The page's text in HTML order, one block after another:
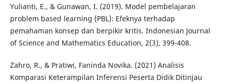
Yulianti, E., & Gunawan, I. (2019). Model pembelajaran
problem based learning (PBL): Efeknya terhadap
pemahaman konsep dan berpikir kritis. Indonesian Journal
of Science and Mathematics Education, 2(3), 399-408.
Zahro, R., & Pratiwi, Faninda Novika. (2021) Analisis
Komparasi Keterampilan Inferensi Peserta Didik Ditinjau